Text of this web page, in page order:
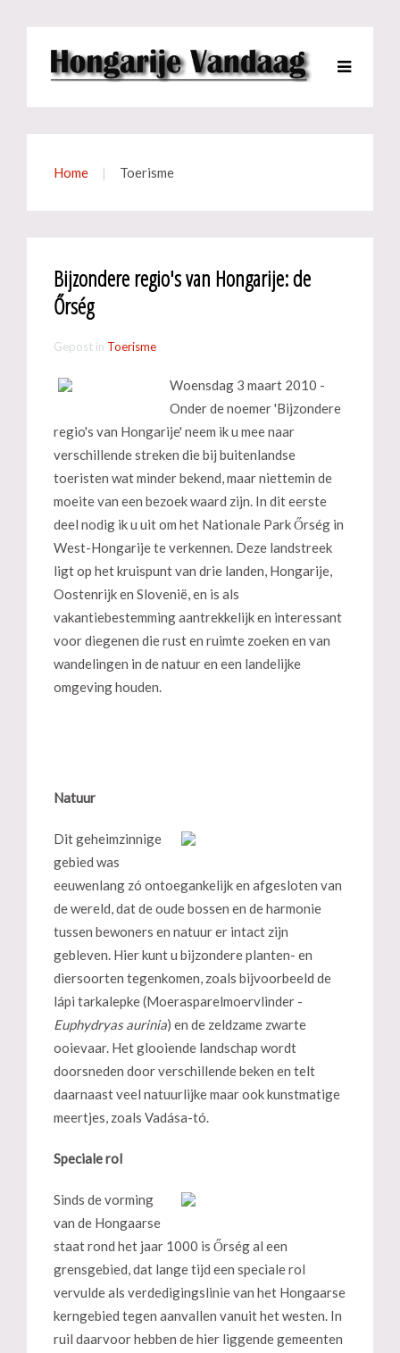
Home Toerisme
Bijzondere regio's van Hongarije: de
Őrség
Gepost in Toerisme
Woensdag 3 maart 2010 -
Onder de noemer 'Bijzondere
regio's van Hongarije' neem ik u mee naar
verschillende streken die bij buitenlandse
toeristen wat minder bekend, maar niettemin de
moeite van een bezoek waard zijn. In dit eerste
deel nodig ik u uit om het Nationale Park Őrség in
West-Hongarije te verkennen. Deze landstreek
ligt op het kruispunt van drie landen, Hongarije,
Oostenrijk en Slovenië, en is als
vakantiebestemming aantrekkelijk en interessant
voor diegenen die rust en ruimte zoeken en van
wandelingen in de natuur en een landelijke
omgeving houden.
Natuur
Dit geheimzinnige
gebied was
eeuwenlang zó ontoegankelijk en afgesloten van
de wereld, dat de oude bossen en de harmonie
tussen bewoners en natuur er intact zijn
gebleven. Hier kunt u bijzondere planten- en
diersoorten tegenkomen, zoals bijvoorbeeld de
lápi tarkalepke (Moerasparelmoervlinder -
Euphydryas aurinia) en de zeldzame zwarte
ooievaar. Het glooiende landschap wordt
doorsneden door verschillende beken en telt
daarnaast veel natuurlijke maar ook kunstmatige
meertjes, zoals Vadása-tó.
Speciale rol
Sinds de vorming
van de Hongaarse
staat rond het jaar 1000 is Őrség al een
grensgebied, dat lange tijd een speciale rol
vervulde als verdedigingslinie van het Hongaarse
kerngebied tegen aanvallen vanuit het westen. In
ruil daarvoor hebben de hier liggende gemeenten